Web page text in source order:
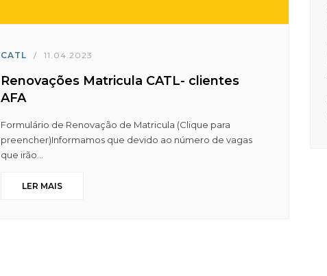
CATL / 11.04.2023
Renovações Matricula CATL- clientes
AFA
Formulário de Renovação de Matricula (Clique para
preencher)Informamos que devido ao número de vagas
que irão...
LER MAIS